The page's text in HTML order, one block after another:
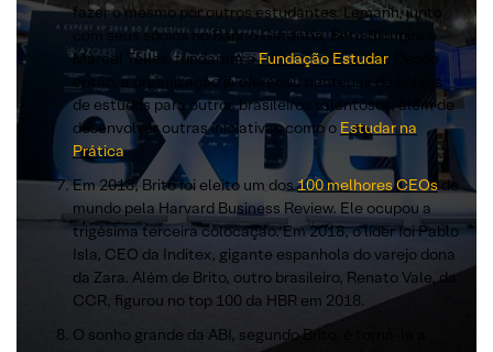
fazer o mesmo por outros estudantes. Lemann, junto
com seus sócios no Banco Garantia, Beto Sicupira e
Marcel Telles, fundaram aFundação Estudar. Desde
então, a organização já ofereceu centenas de bolsas
de estudos para outros brasileiros talentosos, além de
desenvolver outras iniciativas como o Estudar na
Prática.
Em 2018, Brito foi eleito um dos100 melhores CEOsdo
mundo pela Harvard Business Review. Ele ocupou a
trigésima terceira colocação. Em 2018, o líder foi Pablo
Isla, CEO da Inditex, gigante espanhola do varejo dona
da Zara. Além de Brito, outro brasileiro, Renato Vale, da
CCR, figurou no top 100 da HBR em 2018.
O sonho grande da ABI, segundo Brito, é torná-la a